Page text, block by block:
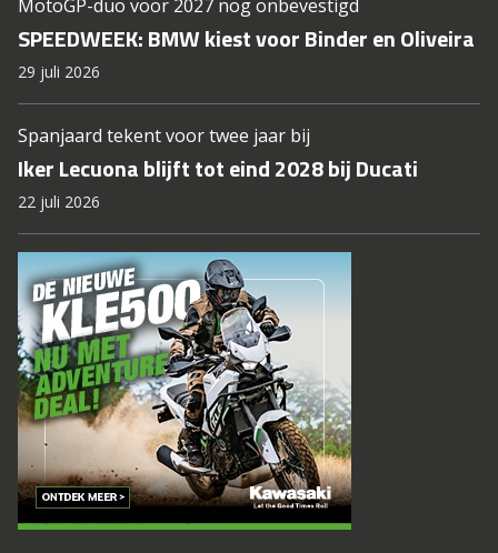
MotoGP-duo voor 2027 nog onbevestigd
SPEEDWEEK: BMW kiest voor Binder en Oliveira
29 juli 2026
Spanjaard tekent voor twee jaar bij
Iker Lecuona blijft tot eind 2028 bij Ducati
22 juli 2026